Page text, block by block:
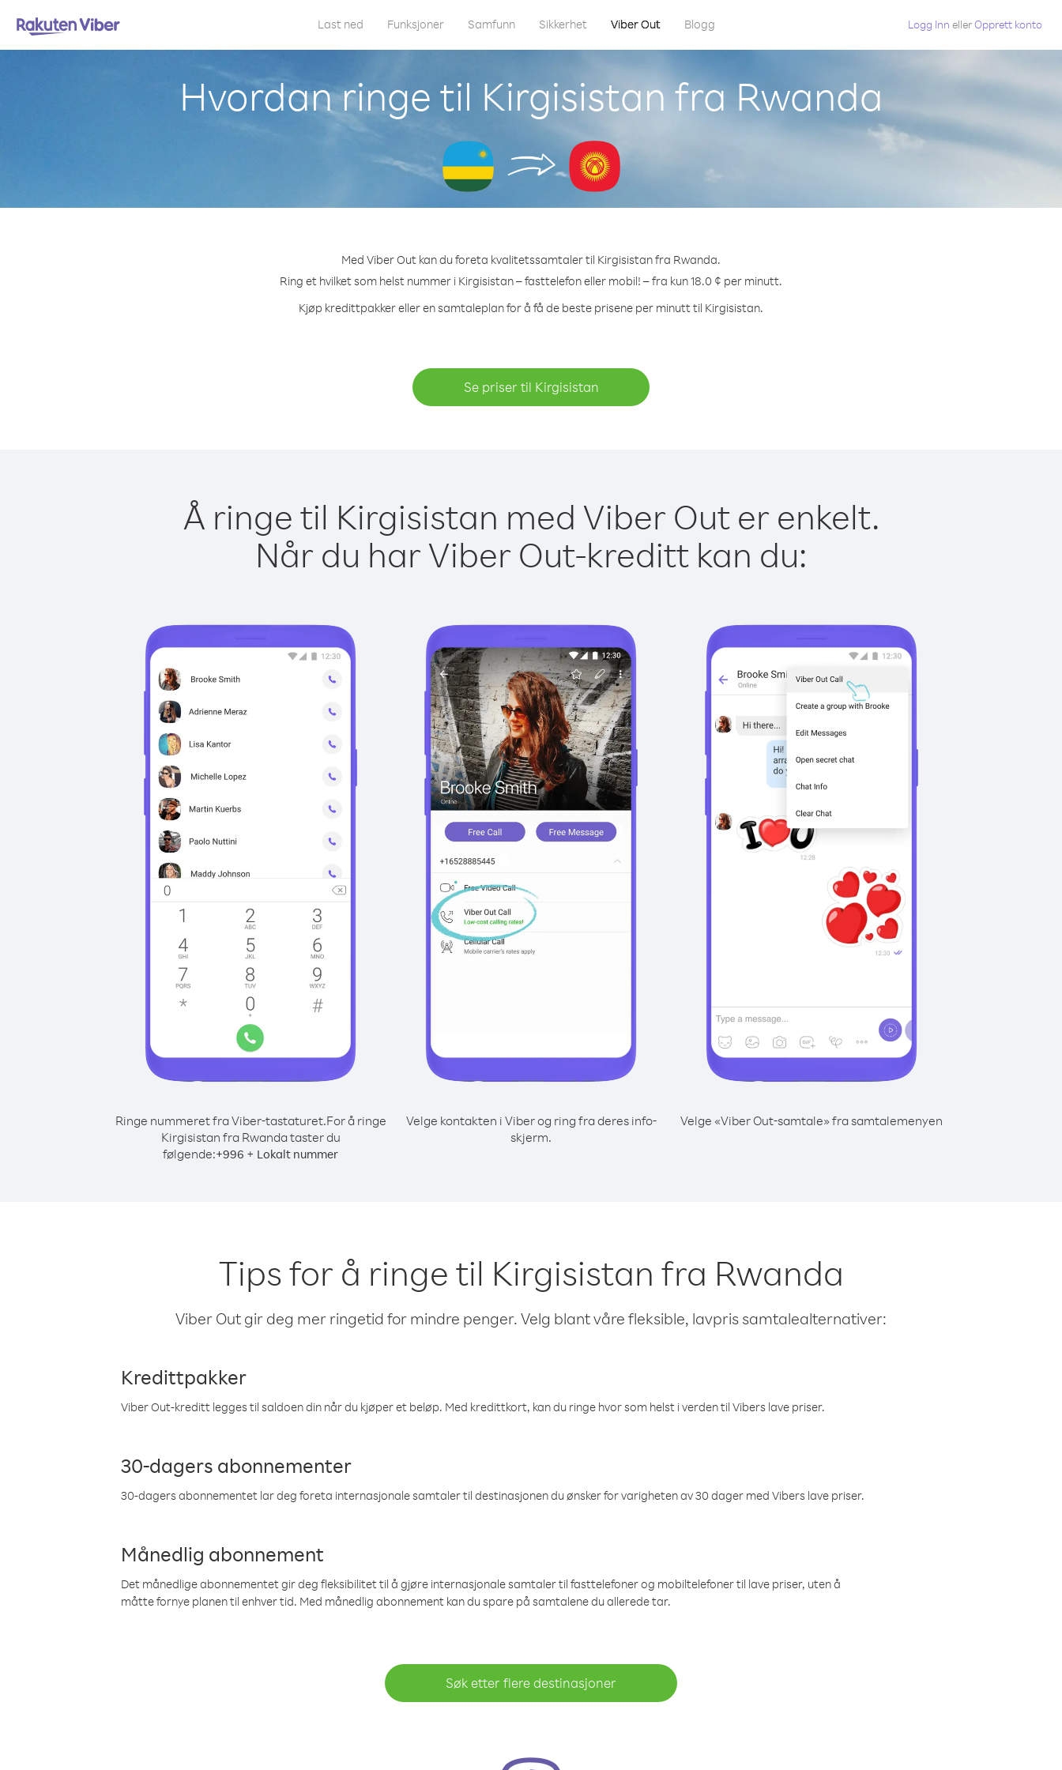
Last ned Funksjoner Samfunn Sikkerhet Viber Out Blogg Logg Inn ellerOpprett konto
Hvordan ringe til Kirgisistan fra Rwanda
Med Viber Out kan du foreta kvalitetssamtaler til Kirgisistan fra Rwanda.
Ring et hvilket som helst nummer i Kirgisistan – fasttelefon eller mobil! – fra kun 18.0 ¢ per minutt.
Kjøp kredittpakker eller en samtaleplan for å få de beste prisene per minutt til Kirgisistan.
Se priser til Kirgisistan
Å ringe til Kirgisistan med Viber Out er enkelt.
Når du har Viber Out-kreditt kan du:
Ringe nummeret fra Viber-tastaturet.For å ringe
Kirgisistan fra Rwanda taster du
følgende:+996 + Lokalt nummer
Velge kontakten i Viber og ring fra deres info-
skjerm.
Velge «Viber Out-samtale» fra samtalemenyen
Tips for å ringe til Kirgisistan fra Rwanda
Viber Out gir deg mer ringetid for mindre penger. Velg blant våre fleksible, lavpris samtalealternativer:
Kredittpakker
Viber Out-kreditt legges til saldoen din når du kjøper et beløp. Med kredittkort, kan du ringe hvor som helst i verden til Vibers lave priser.
30-dagers abonnementer
30-dagers abonnementet lar deg foreta internasjonale samtaler til destinasjonen du ønsker for varigheten av 30 dager med Vibers lave priser.
Månedlig abonnement
Det månedlige abonnementet gir deg fleksibilitet til å gjøre internasjonale samtaler til fasttelefoner og mobiltelefoner til lave priser, uten å
måtte fornye planen til enhver tid. Med månedlig abonnement kan du spare på samtalene du allerede tar.
Søk etter flere destinasjoner